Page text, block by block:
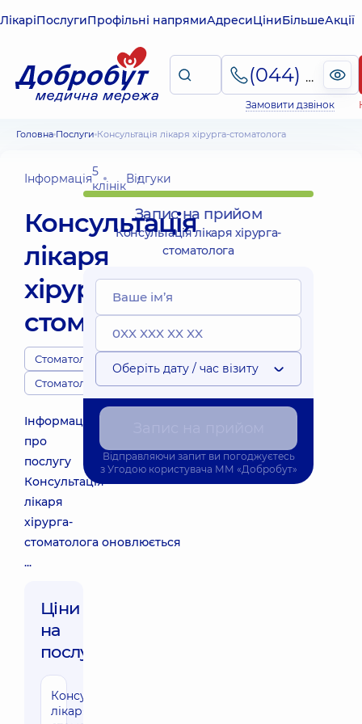
ЛікаріПослугиПрофільні напрямиАдресиЦіниБільшеАкції
(044) 495-2-888
Замовити дзвінок
Головна Послуги Консультація лікаря хірурга-стоматолога
Інформація5
клінікВідгуки
Консультація
лікаря
хірурга-
стоматолога
Стоматологи
Стоматологія
Інформація
про
послугу
Консультація
лікаря
хірурга-
стоматолога оновлюється
...
Ціни
на
послуги:
Консультація
лікаря -
Запис на прийом
Консультація лікаря хірурга-
стоматолога
Оберіть дату / час візиту
Відправляючи запит ви погоджуєтесь
з Угодою користувача ММ «Добробут»